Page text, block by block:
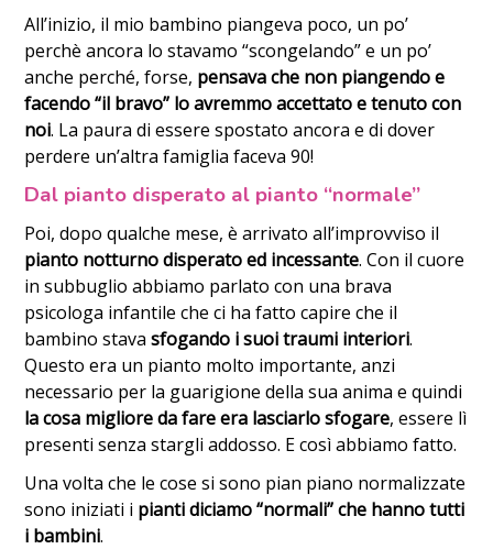
All’inizio, il mio bambino piangeva poco, un po’
perchè ancora lo stavamo “scongelando” e un po’
anche perché, forse, pensava che non piangendo e
facendo “il bravo” lo avremmo accettato e tenuto con
noi. La paura di essere spostato ancora e di dover
perdere un’altra famiglia faceva 90!
Dal pianto disperato al pianto “normale”
Poi, dopo qualche mese, è arrivato all’improvviso il
pianto notturno disperato ed incessante. Con il cuore
in subbuglio abbiamo parlato con una brava
psicologa infantile che ci ha fatto capire che il
bambino stava sfogando i suoi traumi interiori.
Questo era un pianto molto importante, anzi
necessario per la guarigione della sua anima e quindi
la cosa migliore da fare era lasciarlo sfogare, essere lì
presenti senza stargli addosso. E così abbiamo fatto.
Una volta che le cose si sono pian piano normalizzate
sono iniziati i pianti diciamo “normali” che hanno tutti
i bambini.